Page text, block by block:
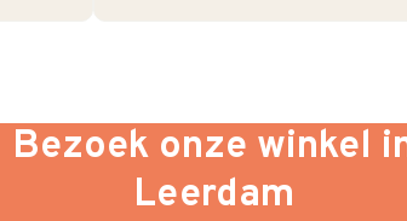
Bezoek onze winkel
Leerdam